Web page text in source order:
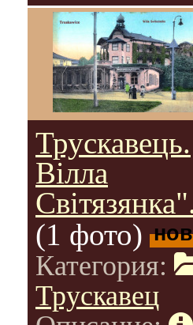
Трускавець.
Вілла
(1 фото)
Категория:
Трускавец